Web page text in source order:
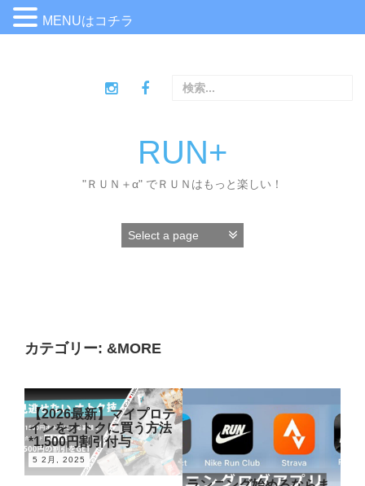
検
RUN+
"ＲＵＮ＋α" でＲＵＮはもっと楽しい！
カテゴリー: &MORE
【2026最新】マイプロテ
インをオトクに買う方法
*1,500円割引付与
5 2月, 2025
MENUはコチラ